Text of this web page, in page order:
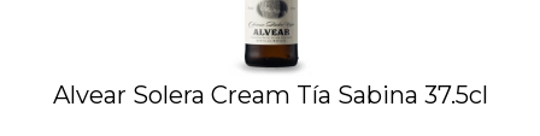
Alvear Solera Cream Tía Sabina 37.5cl